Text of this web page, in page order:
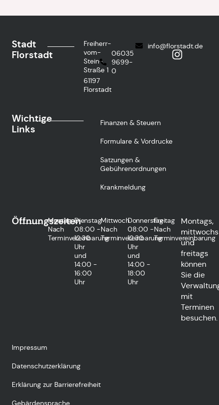
Stadt
Florstadt
Freiherr-
vom-
Stein-
Straße 1
61197
Florstadt
06035
9699-
0
info@florstadt.de
Wichtige
Links
Finanzen & Steuern
Formulare & Vordrucke
Satzungen &
Gebührenordnungen
Krankmeldung
Öffnungszeiten
Montag
Nach
Terminvereinbarung
Dienstag
08:00 -
12:30
Uhr
und
14:00 -
16:00
Uhr
Mittwoch
Nach
Terminvereinbarung
Donnerstag
08:00 -
12:30
Uhr
und
14:00 -
18:00
Uhr
Freitag
Nach
Terminvereinbarung
Montags,
mittwochs
und
freitags
können
Sie die
mit
Terminen
besuchen.
Impressum
Datenschutzerklärung
Erklärung zur Barrierefreiheit
Gebärdensprache